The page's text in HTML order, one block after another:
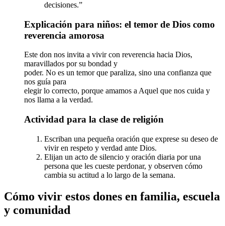
decisiones.”
Explicación para niños: el temor de Dios como
reverencia amorosa
Este don nos invita a vivir con reverencia hacia Dios,
maravillados por su bondad y
poder. No es un temor que paraliza, sino una confianza que
nos guía para
elegir lo correcto, porque amamos a Aquel que nos cuida y
nos llama a la verdad.
Actividad para la clase de religión
Escriban una pequeña oración que exprese su deseo de
vivir en respeto y verdad ante Dios.
Elijan un acto de silencio y oración diaria por una
persona que les cueste perdonar, y observen cómo
cambia su actitud a lo largo de la semana.
Cómo vivir estos dones en familia, escuela
y comunidad